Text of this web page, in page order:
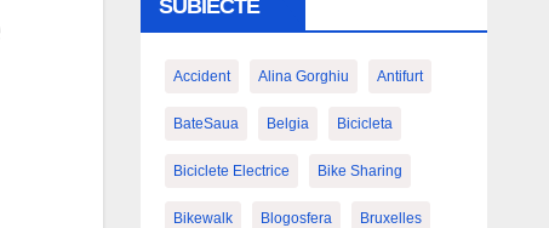
SUBIECTE
Accident Alina Gorghiu Antifurt
BateSaua Belgia Bicicleta
Biciclete Electrice Bike Sharing
Bikewalk Blogosfera Bruxelles